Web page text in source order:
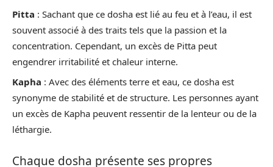
Pitta : Sachant que ce dosha est lié au feu et à l’eau, il est
souvent associé à des traits tels que la passion et la
concentration. Cependant, un excès de Pitta peut
engendrer irritabilité et chaleur interne.
Kapha : Avec des éléments terre et eau, ce dosha est
synonyme de stabilité et de structure. Les personnes ayant
un excès de Kapha peuvent ressentir de la lenteur ou de la
léthargie.
Chaque dosha présente ses propres